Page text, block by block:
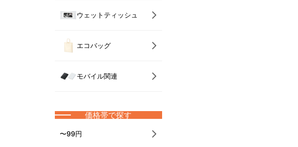
ウェットティッシュ
エコバッグ
モバイル関連
価格帯で探す
〜99円